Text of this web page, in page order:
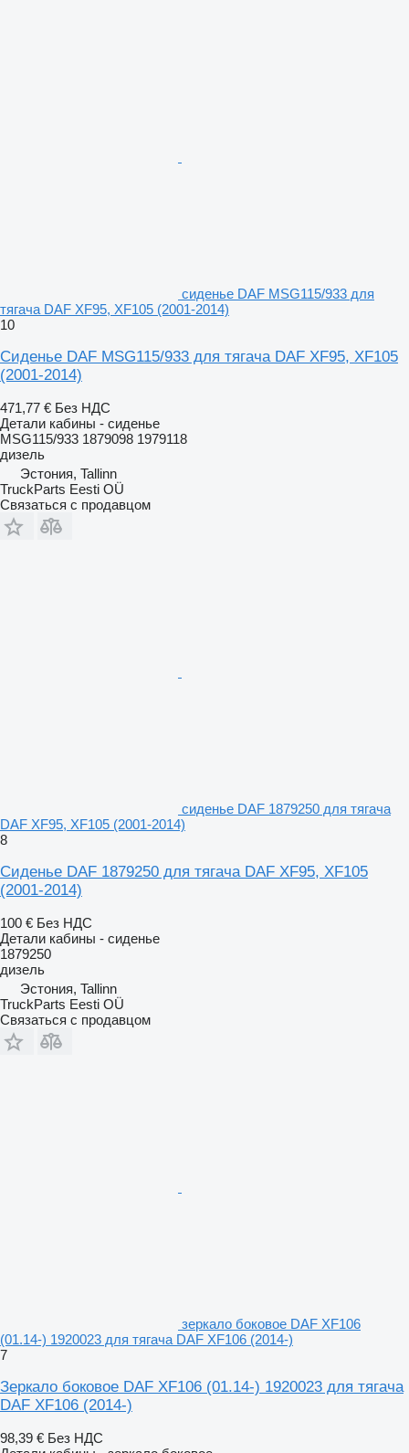
сиденье DAF MSG115/933 для
тягача DAF XF95, XF105 (2001-2014)
10
Сиденье DAF MSG115/933 для тягача DAF XF95, XF105
(2001-2014)
471,77 € Без НДС
Детали кабины - сиденье
MSG115/933 1879098 1979118
дизель
Эстония, Tallinn
TruckParts Eesti OÜ
Связаться с продавцом
сиденье DAF 1879250 для тягача
DAF XF95, XF105 (2001-2014)
8
Сиденье DAF 1879250 для тягача DAF XF95, XF105
(2001-2014)
100 € Без НДС
Детали кабины - сиденье
1879250
дизель
Эстония, Tallinn
TruckParts Eesti OÜ
Связаться с продавцом
зеркало боковое DAF XF106
(01.14-) 1920023 для тягача DAF XF106 (2014-)
7
Зеркало боковое DAF XF106 (01.14-) 1920023 для тягача
DAF XF106 (2014-)
98,39 € Без НДС